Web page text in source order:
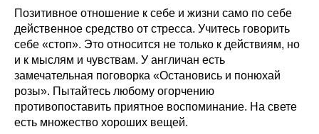
Позитивное отношение к себе и жизни само по себе
действенное средство от стресса. Учитесь говорить
себе «стоп». Это относится не только к действиям, но
и к мыслям и чувствам. У англичан есть
замечательная поговорка «Остановись и понюхай
розы». Пытайтесь любому огорчению
противопоставить приятное воспоминание. На свете
есть множество хороших вещей.